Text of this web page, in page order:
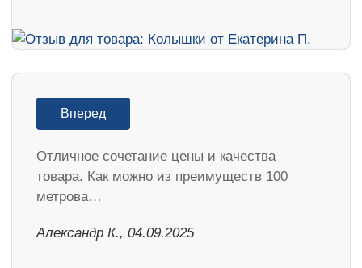
Вперед
Отличное сочетание цены и качества
товара. Как можно из преимуществ 100
метрова…
Александр К., 04.09.2025